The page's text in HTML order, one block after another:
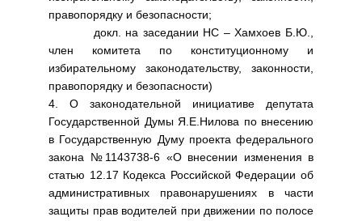
правопорядку и безопасности;
докл. на заседании НС – Хамхоев Б.Ю.,
член комитета по конституционному и
избирательному законодательству, законности,
правопорядку и безопасности)
4. О законодательной инициативе депутата
Государственной Думы Я.Е.Нилова по внесению
в Государственную Думу проекта федерального
закона №1143738-6 «О внесении изменения в
статью 12.17 Кодекса Российской Федерации об
административных правонарушениях в части
защиты прав водителей при движении по полосе